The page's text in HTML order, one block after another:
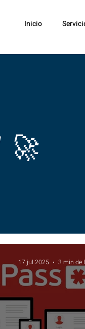
Inicio
17 jul 2025 3 min de